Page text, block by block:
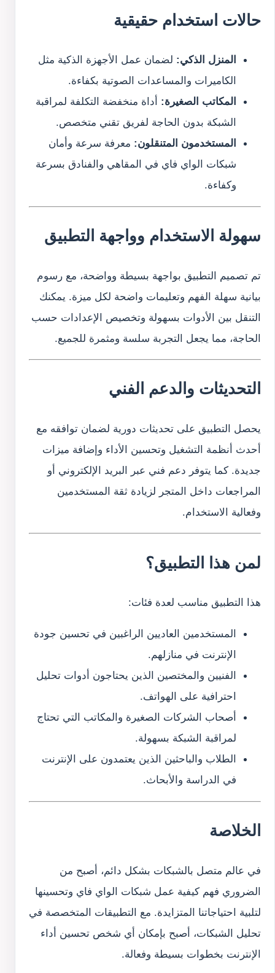
حالات استخدام حقيقية
المنزل الذكي: لضمان عمل الأجهزة الذكية مثل
الكاميرات والمساعدات الصوتية بكفاءة.
المكاتب الصغيرة: أداة منخفضة التكلفة لمراقبة
الشبكة بدون الحاجة لفريق تقني متخصص.
المستخدمون المتنقلون: معرفة سرعة وأمان
شبكات الواي فاي في المقاهي والفنادق بسرعة
وكفاءة.
سهولة الاستخدام وواجهة التطبيق
تم تصميم التطبيق بواجهة بسيطة وواضحة، مع رسوم
بيانية سهلة الفهم وتعليمات واضحة لكل ميزة. يمكنك
التنقل بين الأدوات بسهولة وتخصيص الإعدادات حسب
الحاجة، مما يجعل التجربة سلسة ومثمرة للجميع.
التحديثات والدعم الفني
يحصل التطبيق على تحديثات دورية لضمان توافقه مع
أحدث أنظمة التشغيل وتحسين الأداء وإضافة ميزات
جديدة. كما يتوفر دعم فني عبر البريد الإلكتروني أو
المراجعات داخل المتجر لزيادة ثقة المستخدمين
وفعالية الاستخدام.
لمن هذا التطبيق؟
هذا التطبيق مناسب لعدة فئات:
المستخدمين العاديين الراغبين في تحسين جودة
الإنترنت في منازلهم.
الفنيين والمختصين الذين يحتاجون أدوات تحليل
احترافية على الهواتف.
أصحاب الشركات الصغيرة والمكاتب التي تحتاج
لمراقبة الشبكة بسهولة.
الطلاب والباحثين الذين يعتمدون على الإنترنت
في الدراسة والأبحاث.
الخلاصة
في عالم متصل بالشبكات بشكل دائم، أصبح من
الضروري فهم كيفية عمل شبكات الواي فاي وتحسينها
لتلبية احتياجاتنا المتزايدة. مع التطبيقات المتخصصة في
تحليل الشبكات، أصبح بإمكان أي شخص تحسين أداء
الإنترنت بخطوات بسيطة وفعالة.